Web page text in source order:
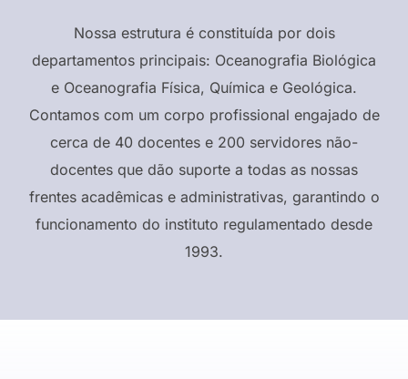
Nossa estrutura é constituída por dois
departamentos principais: Oceanografia Biológica
e Oceanografia Física, Química e Geológica.
Contamos com um corpo profissional engajado de
cerca de 40 docentes e 200 servidores não-
docentes que dão suporte a todas as nossas
frentes acadêmicas e administrativas, garantindo o
funcionamento do instituto regulamentado desde
1993.